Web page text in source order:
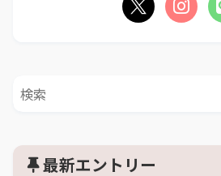
最新エントリー